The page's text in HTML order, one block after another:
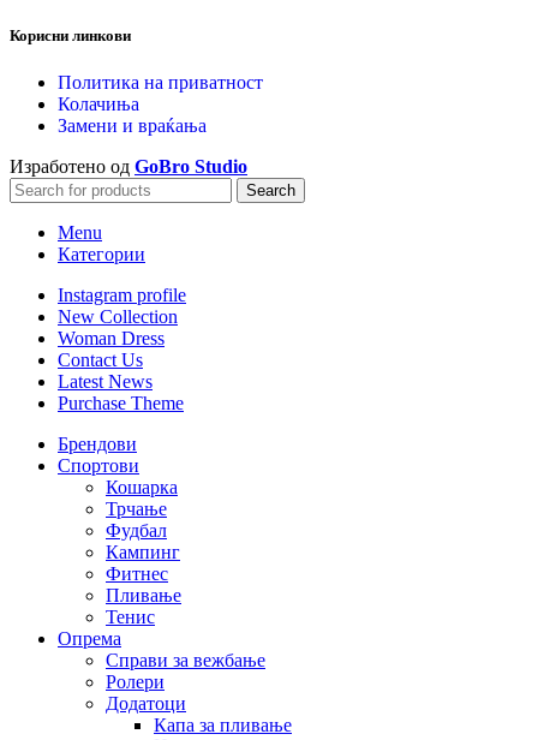
Корисни линкови
Политика на приватност
Колачиња
Замени и враќања
Изработено од GoBro Studio
Search
Menu
Категории
Instagram profile
New Collection
Woman Dress
Contact Us
Latest News
Purchase Theme
Брендови
Спортови
Кошарка
Трчање
Фудбал
Кампинг
Фитнес
Пливање
Тенис
Опрема
Справи за вежбање
Ролери
Додатоци
Капа за пливање